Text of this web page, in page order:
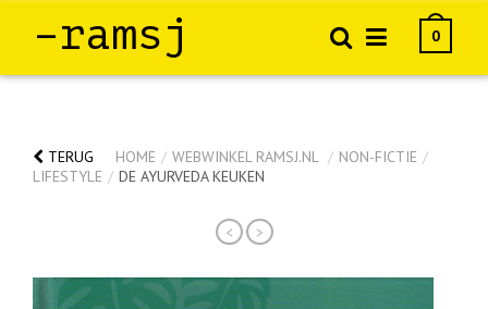
–ramsj 0
TERUG HOME / WEBWINKEL RAMSJ.NL / NON-FICTIE /
LIFESTYLE / DE AYURVEDA KEUKEN
< >